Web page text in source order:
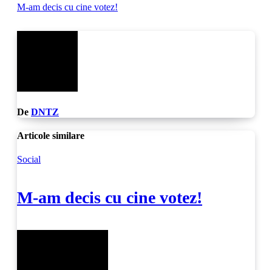
Navigare
M-am decis cu cine votez!
De DNTZ
Articole similare
Social
M-am decis cu cine votez!